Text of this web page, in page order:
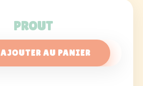
PROUT
AJOUTER AU PANIER